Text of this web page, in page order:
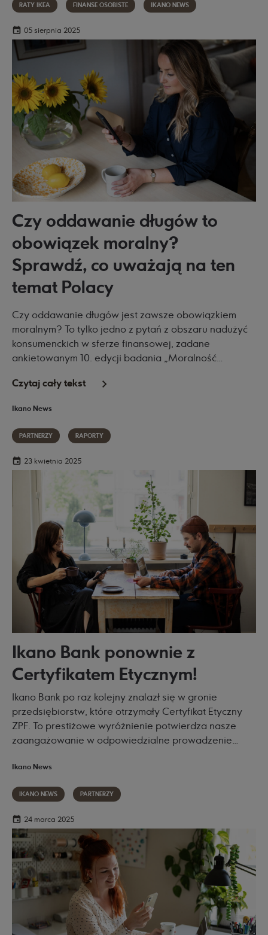
bez zbędnych formalności.
RATY IKEA FINANSE OSOBISTE IKANO NEWS
05 sierpnia 2025
Czy oddawanie długów to
obowiązek moralny?
Sprawdź, co uważają na ten
temat Polacy
Czy oddawanie długów jest zawsze obowiązkiem
moralnym? To tylko jedno z pytań z obszaru nadużyć
konsumenckich w sferze finansowej, zadane
ankietowanym 10. edycji badania „Moralność
raz ósmy byliśmy partnerem tego raportu.
Czytaj cały tekst
Ikano News
PARTNERZY RAPORTY
23 kwietnia 2025
Ikano Bank ponownie z
Certyfikatem Etycznym!
Ikano Bank po raz kolejny znalazł się w gronie
przedsiębiorstw, które otrzymały Certyfikat Etyczny
ZPF. To prestiżowe wyróżnienie potwierdza nasze
zaangażowanie w odpowiedzialne prowadzenie
standardów etycznych.
Ikano News
IKANO NEWS PARTNERZY
24 marca 2025